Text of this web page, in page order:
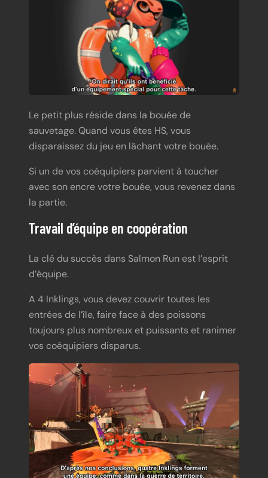
Le petit plus réside dans la bouée de
sauvetage. Quand vous êtes HS, vous
disparaissez du jeu en lâchant votre bouée.
Si un de vos coéquipiers parvient à toucher
avec son encre votre bouée, vous revenez dans
la partie.
Travail d’équipe en coopération
La clé du succès dans Salmon Run est l’esprit
d’équipe.
A 4 Inklings, vous devez couvrir toutes les
entrées de l’île, faire face à des poissons
toujours plus nombreux et puissants et ranimer
vos coéquipiers disparus.